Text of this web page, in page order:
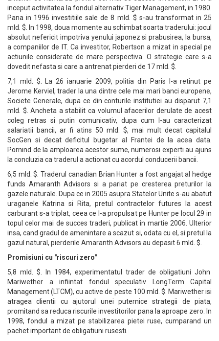
inceput activitatea la fondul alternativ Tiger Management, in 1980.
Pana in 1996 investitiile sale de 8 mld. $ s-au transformat in 25
mld. $. In 1998, doua momente au schimbat soarta traderului: jocul
absolut nefericit impotriva yenului japonez si prabusirea, la bursa,
a companiilor de IT. Ca investitor, Robertson a mizat in special pe
actiunile considerate de mare perspectiva. O strategie care s-a
dovedit nefasta si care a antrenat pierderi de 17 mld. $.
7,1 mld. $. La 26 ianuarie 2009, politia din Paris l-a retinut pe
Jerome Kerviel, trader la una dintre cele mai mari banci europene,
Societe Generale, dupa ce din conturile institutiei au disparut 7,1
mld. $. Ancheta a stabilit ca volumul afacerilor derulate de acest
coleg retras si putin comunicativ, dupa cum l-au caracterizat
salariatii bancii, ar fi atins 50 mld. $, mai mult decat capitalul
SocGen si decat deficitul bugetar al Frantei de la acea data.
Pornind de la amploarea acestor sume, numerosi experti au ajuns
la concluzia ca traderul a actionat cu acordul conducerii bancii.
6,5 mld. $. Traderul canadian Brian Hunter a fost angajat al hedge
funds Amaranth Advisors si a pariat pe cresterea preturilor la
gazele naturale. Dupa ce in 2005 asupra Statelor Unite s-au abatut
uraganele Katrina si Rita, pretul contractelor futures la acest
carburant s-a triplat, ceea ce l-a propulsat pe Hunter pe locul 29 in
topul celor mai de succes traderi, publicat in martie 2006. Ulterior
insa, cand gradul de amenintare a scazut si, odata cu el, si pretul la
gazul natural, pierderile Amaranth Advisors au depasit 6 mld. $.
Promisiuni cu "riscuri zero"
5,8 mld. $. In 1984, experimentatul trader de obligatiuni John
Mariwether a infiintat fondul speculativ LongTerm Capital
Management (LTCM), cu active de peste 100 mld. $. Mariwether isi
atragea clientii cu ajutorul unei puternice strategii de piata,
promitand sa reduca riscurile investitorilor pana la aproape zero. In
1998, fondul a mizat pe stabilizarea pietei ruse, cumparand un
pachet important de obligatiuni rusesti.